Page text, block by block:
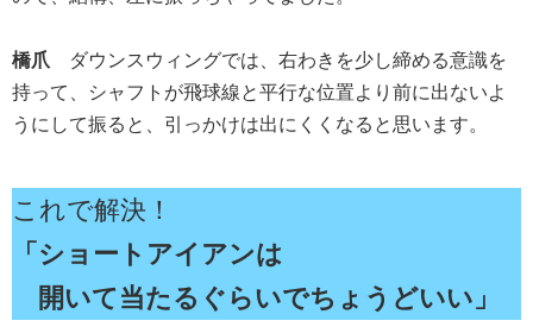
橋爪 ダウンスウィングでは、右わきを少し締める意識を
持って、シャフトが飛球線と平行な位置より前に出ないよ
うにして振ると、引っかけは出にくくなると思います。
これで解決！
「ショートアイアンは
開いて当たるぐらいでちょうどいい」